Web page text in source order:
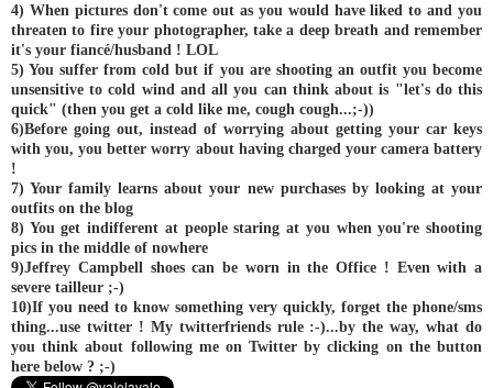
4) When pictures don't come out as you would have liked to and you
threaten to fire your photographer, take a deep breath and remember
it's your fiancé/husband ! LOL
5) You suffer from cold but if you are shooting an outfit you become
unsensitive to cold wind and all you can think about is "let's do this
quick" (then you get a cold like me, cough cough...;-))
6)Before going out, instead of worrying about getting your car keys
with you, you better worry about having charged your camera battery
!
7) Your family learns about your new purchases by looking at your
outfits on the blog
8) You get indifferent at people staring at you when you're shooting
pics in the middle of nowhere
9)Jeffrey Campbell shoes can be worn in the Office ! Even with a
severe tailleur ;-)
10)If you need to know something very quickly, forget the phone/sms
thing...use twitter ! My twitterfriends rule :-)...by the way, what do
you think about following me on Twitter by clicking on the button
here below ? ;-)